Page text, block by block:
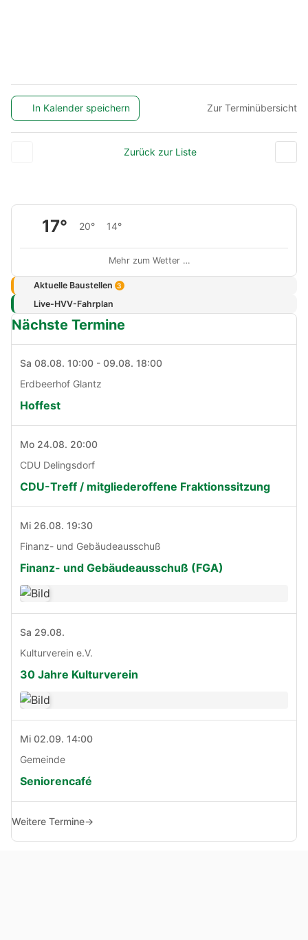
In Kalender speichern Zur Terminübersicht
Zurück zur Liste
17° 20° 14°
Mehr zum Wetter …
Aktuelle Baustellen 3
Live-HVV-Fahrplan
Nächste Termine
Sa 08.08. 10:00 - 09.08. 18:00
Erdbeerhof Glantz
Hoffest
Mo 24.08. 20:00
CDU Delingsdorf
CDU-Treff / mitgliederoffene Fraktionssitzung
Mi 26.08. 19:30
Finanz- und Gebäudeausschuß
Finanz- und Gebäudeausschuß (FGA)
Sa 29.08.
Kulturverein e.V.
30 Jahre Kulturverein
Mi 02.09. 14:00
Gemeinde
Seniorencafé
Weitere Termine→